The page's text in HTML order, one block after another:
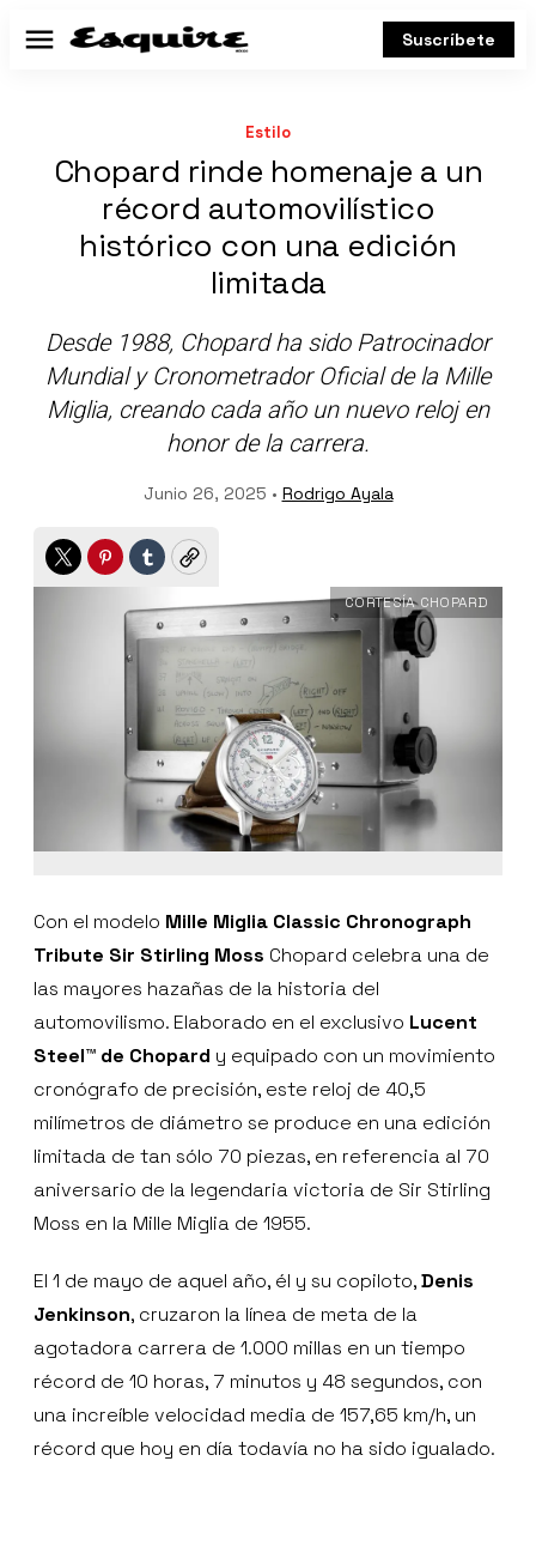
Menú Suscríbete
Estilo
Chopard rinde homenaje a un
récord automovilístico
histórico con una edición
limitada
Desde 1988, Chopard ha sido Patrocinador
Mundial y Cronometrador Oficial de la Mille
Miglia, creando cada año un nuevo reloj en
honor de la carrera.
Junio 26, 2025 • Rodrigo Ayala
TwitterPinterest
TumblrCopy
CORTESÍA CHOPARD
Con el modelo Mille Miglia Classic Chronograph
Tribute Sir Stirling Moss Chopard celebra una de
las mayores hazañas de la historia del
automovilismo. Elaborado en el exclusivo Lucent
Steel™ de Chopard y equipado con un movimiento
cronógrafo de precisión, este reloj de 40,5
milímetros de diámetro se produce en una edición
limitada de tan sólo 70 piezas, en referencia al 70
aniversario de la legendaria victoria de Sir Stirling
Moss en la Mille Miglia de 1955.
El 1 de mayo de aquel año, él y su copiloto,Denis
Jenkinson, cruzaron la línea de meta de la
agotadora carrera de 1.000 millas en un tiempo
récord de 10 horas, 7 minutos y 48 segundos, con
una increíble velocidad media de 157,65 km/h, un
récord que hoy en día todavía no ha sido igualado.